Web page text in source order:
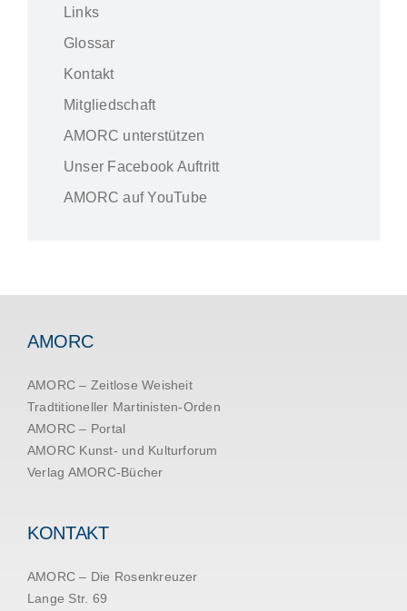
Links
Glossar
Kontakt
Mitgliedschaft
AMORC unterstützen
Unser Facebook Auftritt
AMORC auf YouTube
AMORC
AMORC – Zeitlose Weisheit
Tradtitioneller Martinisten-Orden
AMORC – Portal
AMORC Kunst- und Kulturforum
Verlag AMORC-Bücher
KONTAKT
AMORC – Die Rosenkreuzer
Lange Str. 69